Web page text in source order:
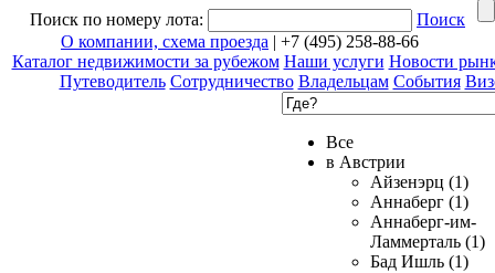
Поиск по номеру лота:
Поиск
О компании, схема проезда | +7 (495) 258-88-66
Каталог недвижимости за рубежом Наши услуги Новости
Путеводитель Сотрудничество Владельцам События
Все
в Австрии
Айзенэрц (1)
Аннаберг (1)
Аннаберг-им-
Ламмерталь (1)
Бад Ишль (1)